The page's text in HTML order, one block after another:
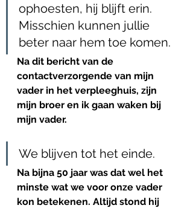
ophoesten, hij blijft erin.
Misschien kunnen jullie
beter naar hem toe komen.
Na dit bericht van de
contactverzorgende van mijn
vader in het verpleeghuis, zijn
mijn broer en ik gaan waken bij
mijn vader.
We blijven tot het einde.
Na bijna 50 jaar was dat wel het
minste wat we voor onze vader
kon betekenen. Altijd stond hij